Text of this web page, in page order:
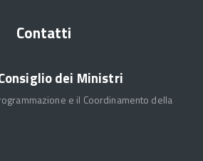
Contatti
dei Ministri
e il Coordinamento della